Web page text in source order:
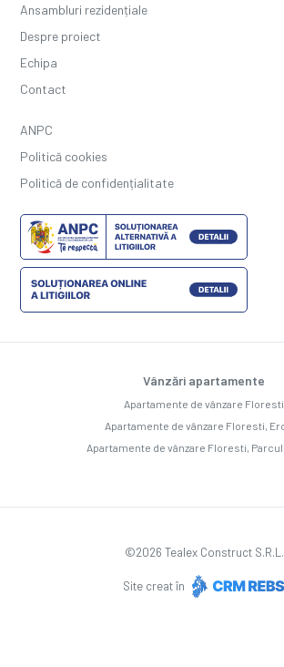
Ansambluri rezidențiale
Despre proiect
Echipa
Contact
ANPC
Politică cookies
Politică de confidențialitate
Vânzări apartamente
Apartamente de vânzare Floresti
Apartamente de vânzare Floresti,
Apartamente de vânzare Floresti,
©2026 Tealex Construct S.R.L.
Site creat în